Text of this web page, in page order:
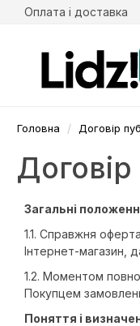
Оплата і доставка
Головна Договір
Загальні
1.1. Справжня
Інтернет-магазин,
1.2. Моментом
Покупцем
Поняття і